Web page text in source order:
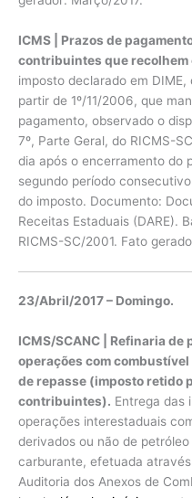
ICMS | Prazos de
contribuintes que recolhem
imposto declarado em
partir de 1º/11/2006, que
pagamento, observado o
7º, Parte Geral, do RICMS-
dia após o encerramento do
segundo período
do imposto. Documento:
Receitas Estaduais (DARE).
RICMS-SC/2001. Fato
23/Abril/2017 – Domingo.
ICMS/SCANC | Refinaria de
operações com
de repasse (imposto retido
contribuintes). Entrega das
operações interestaduais
derivados ou não de
carburante, efetuada
Auditoria dos Anexos de